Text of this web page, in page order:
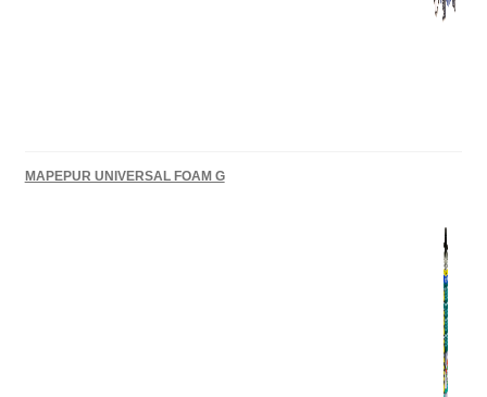
MAPEPUR UNIVERSAL FOAM G